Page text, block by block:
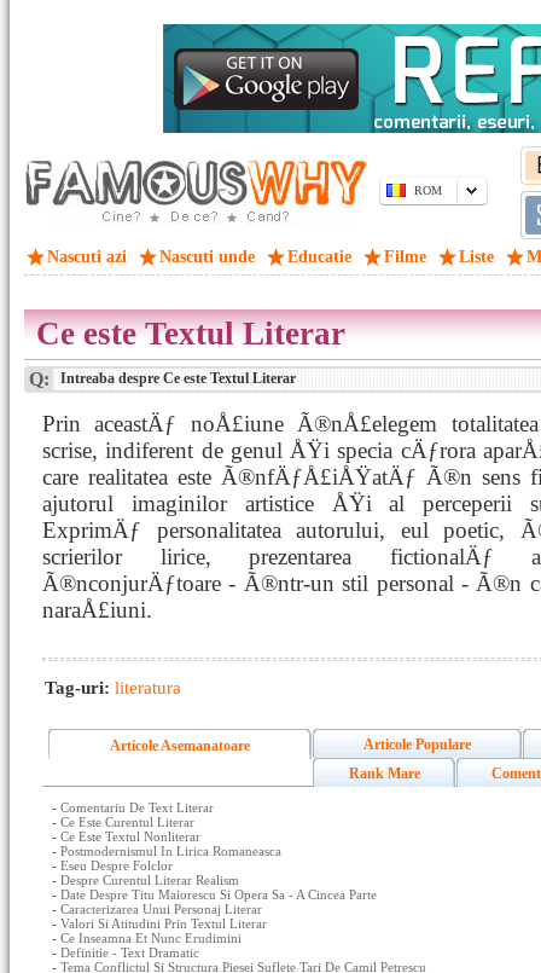
ROM
Nascuti azi Nascuti unde Educatie Filme Liste
Ce este Textul Literar
Q: Intreaba despre Ce este Textul Literar
Prin aceastÄƒ noÅ£iune Ã®nÅ£elegem
scrise, indiferent de genul ÅŸi specia cÄƒrora
care realitatea este Ã®nfÄƒÅ£iÅŸatÄƒ Ã®n sens
ajutorul imaginilor artistice ÅŸi al perceperii
ExprimÄƒ personalitatea autorului, eul poetic,
scrierilor lirice, prezentarea
Ã®nconjurÄƒtoare - Ã®ntr-un stil personal - Ã®n
naraÅ£iuni.
Tag-uri: literatura
Articole Asemanatoare
Articole Populare
Rank Mare
- Comentariu De Text Literar
- Ce Este Curentul Literar
- Ce Este Textul Nonliterar
- Postmodernismul In Lirica Romaneasca
- Eseu Despre Folclor
- Despre Curentul Literar Realism
- Date Despre Titu Maiorescu Si Opera Sa - A Cincea Parte
- Caracterizarea Unui Personaj Literar
- Valori Si Atitudini Prin Textul Literar
- Ce Inseamna Et Nunc Erudimini
- Definitie - Text Dramatic
- Tema Conflictul Si Structura Piesei Suflete Tari De Camil Petrescu